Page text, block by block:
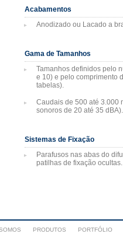
Acabamentos
Anodizado ou Lacado a
Gama de Tamanhos
Tamanhos definidos pelo
e 10) e pelo comprimento
tabelas).
Caudais de 500 até 3.000
sonoros de 20 até 35 dBA).
Sistemas de Fixação
Parafusos nas abas do
patilhas de fixação ocultas.
PRODUTOS PORTFÓLIO